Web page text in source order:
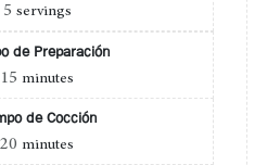
5 servings
de Preparación
15 minutes
de Cocción
20 minutes